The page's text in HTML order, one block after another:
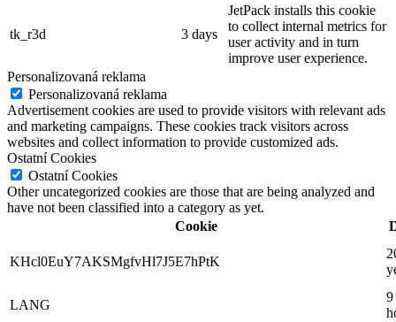
tk_r3d 3 days
JetPack installs this cookie
to collect internal metrics for
user activity and in turn
improve user experience.
Personalizovaná reklama
Personalizovaná reklama
Advertisement cookies are used to provide visitors with relevant ads
and marketing campaigns. These cookies track visitors across
websites and collect information to provide customized ads.
Ostatní Cookies
Ostatní Cookies
Other uncategorized cookies are those that are being analyzed and
have not been classified into a category as yet.
Cookie
KHcl0EuY7AKSMgfvHl7J5E7hPtK
LANG
9